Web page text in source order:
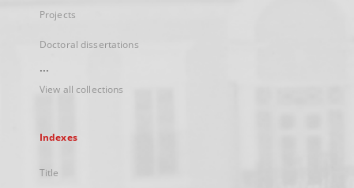
Projects
Doctoral dissertations
...
View all collections
Indexes
Title